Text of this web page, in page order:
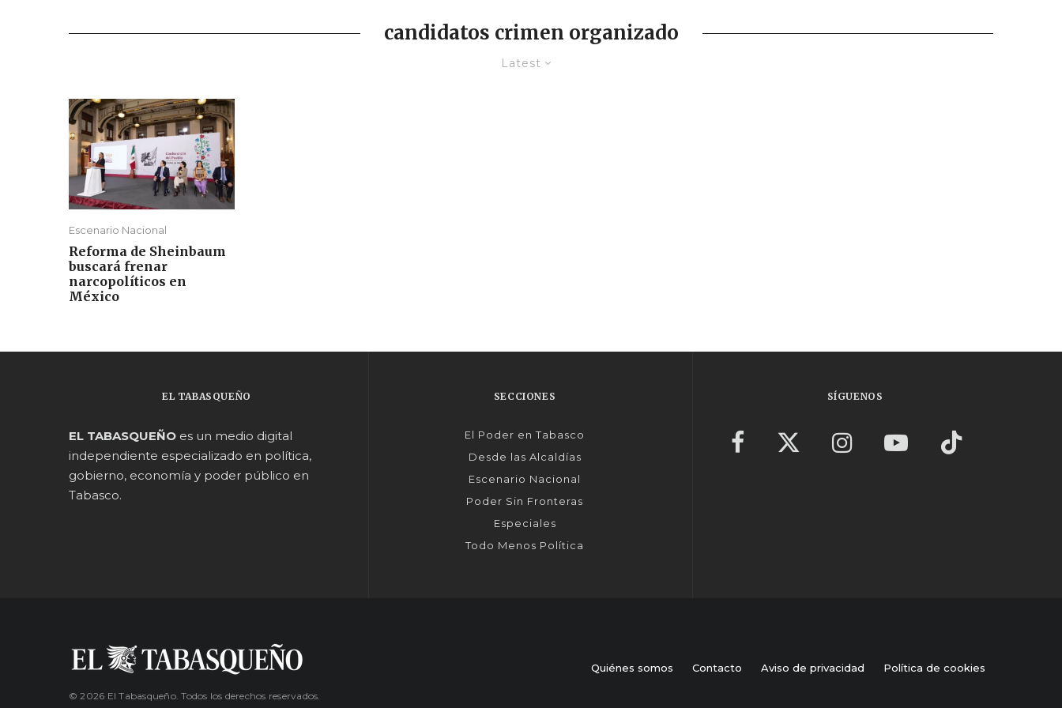
candidatos crimen organizado
Latest
Escenario Nacional
Reforma de Sheinbaum
buscará frenar
narcopolíticos en
México
EL TABASQUEÑO
EL TABASQUEÑO es un medio digital
independiente especializado en política,
gobierno, economía y poder público en
Tabasco.
SECCIONES
El Poder en Tabasco
Desde las Alcaldías
Escenario Nacional
Poder Sin Fronteras
Especiales
Todo Menos Política
SÍGUENOS
© 2026 El Tabasqueño. Todos los derechos reservados.
Quiénes somos Contacto Aviso de privacidad Política de cookies